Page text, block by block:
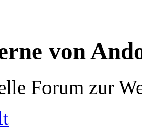
von
Forum zur